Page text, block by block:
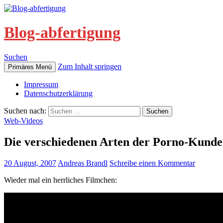
Blog-abfertigung
Suchen
Primäres Menü Zum Inhalt springen
Impressum
Datenschutzerklärung
Suchen nach:
Web-Videos
Die verschiedenen Arten der Porno-
20 August, 2007 Andreas Brandl Schreibe einen Kommentar
Wieder mal ein herrliches Filmchen: